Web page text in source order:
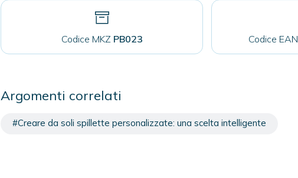
Codice MKZ PB023 Codice EAN
Argomenti correlati
#Creare da soli spillette personalizzate: una scelta intelligente